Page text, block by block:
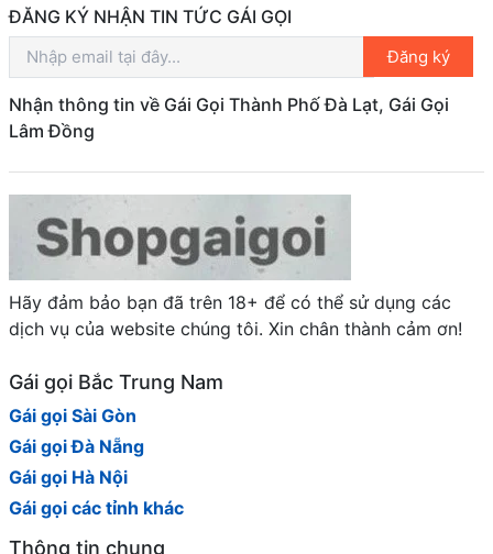
ĐĂNG KÝ NHẬN TIN TỨC GÁI GỌI
Đăng ký
Nhận thông tin về Gái Gọi Thành Phố Đà Lạt, Gái Gọi
Lâm Đồng
Hãy đảm bảo bạn đã trên 18+ để có thể sử dụng các
dịch vụ của website chúng tôi. Xin chân thành cảm ơn!
Gái gọi Bắc Trung Nam
Gái gọi Sài Gòn
Gái gọi Đà Nẵng
Gái gọi Hà Nội
Gái gọi các tỉnh khác
Thông tin chung